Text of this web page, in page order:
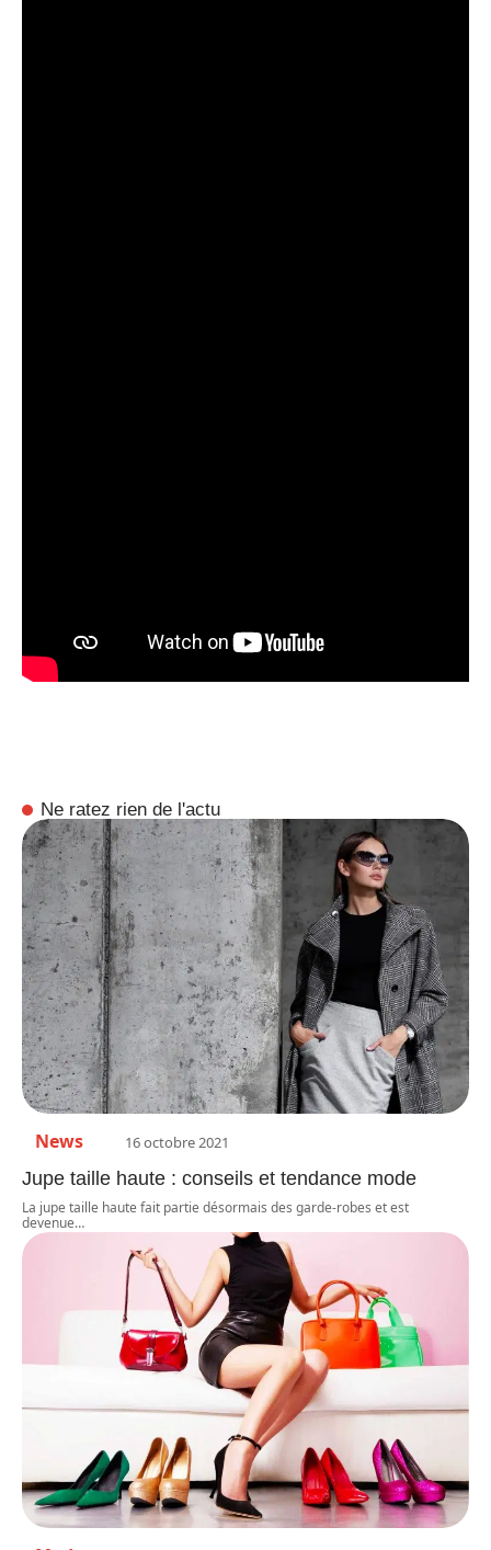
Ne ratez rien de l'actu
News 16 octobre 2021
Jupe taille haute : conseils et tendance mode
La jupe taille haute fait partie désormais des garde-robes et est
devenue…